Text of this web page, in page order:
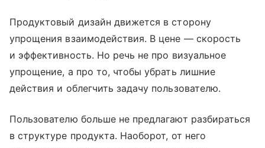
Продуктовый дизайн движется в сторону
упрощения взаимодействия. В цене — скорость
и эффективность. Но речь не про визуальное
упрощение, а про то, чтобы убрать лишние
действия и облегчить задачу пользователю.
Пользователю больше не предлагают разбираться
в структуре продукта. Наоборот, от него